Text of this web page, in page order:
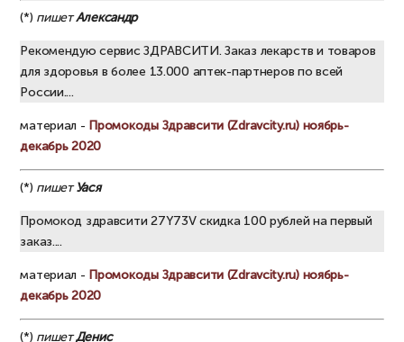
(*) пишетАлександр
Рекомендую сервис ЗДРАВСИТИ. Заказ лекарств и товаров
для здоровья в более 13.000 аптек-партнеров по всей
России....
материал - Промокоды Здравсити (Zdravcity.ru) ноябрь-
декабрь 2020
(*) пишетУася
Промокод здравсити 27Y73V скидка 100 рублей на первый
заказ....
материал - Промокоды Здравсити (Zdravcity.ru) ноябрь-
декабрь 2020
(*) пишетДенис